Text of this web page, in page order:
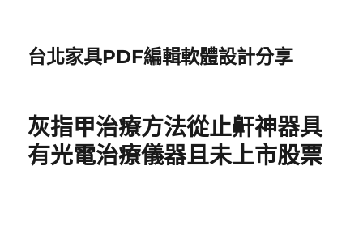
台北家具PDF編輯軟體設計分享
灰指甲治療方法從止鼾神器具
有光電治療儀器且未上市股票